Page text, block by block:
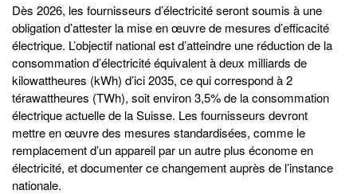
Dès 2026, les fournisseurs d’électricité seront soumis à une
obligation d’attester la mise en œuvre de mesures d’efficacité
électrique. L’objectif national est d’atteindre une réduction de la
consommation d’électricité équivalent à deux milliards de
kilowattheures (kWh) d’ici 2035, ce qui correspond à 2
térawattheures (TWh), soit environ 3,5% de la consommation
électrique actuelle de la Suisse. Les fournisseurs devront
mettre en œuvre des mesures standardisées, comme le
remplacement d’un appareil par un autre plus économe en
électricité, et documenter ce changement auprès de l’instance
nationale.